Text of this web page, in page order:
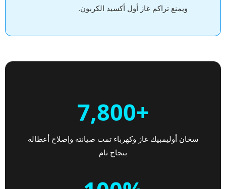
ويمنع تراكم غاز أول أكسيد الكربون.
+7,800
سخان أوليمبيك غاز وكهرباء تمت صيانته وإصلاح أعطاله
بنجاح تام